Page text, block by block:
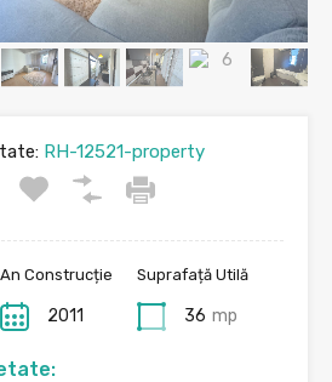
RH-12521-property
An Construcție
2011
Suprafață Utilă
36 mp